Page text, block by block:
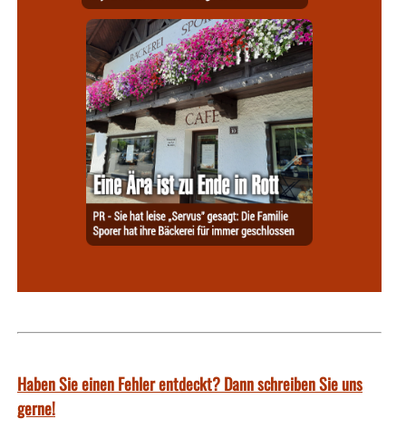
Haben Sie einen Fehler entdeckt? Dann schreiben Sie uns
gerne!